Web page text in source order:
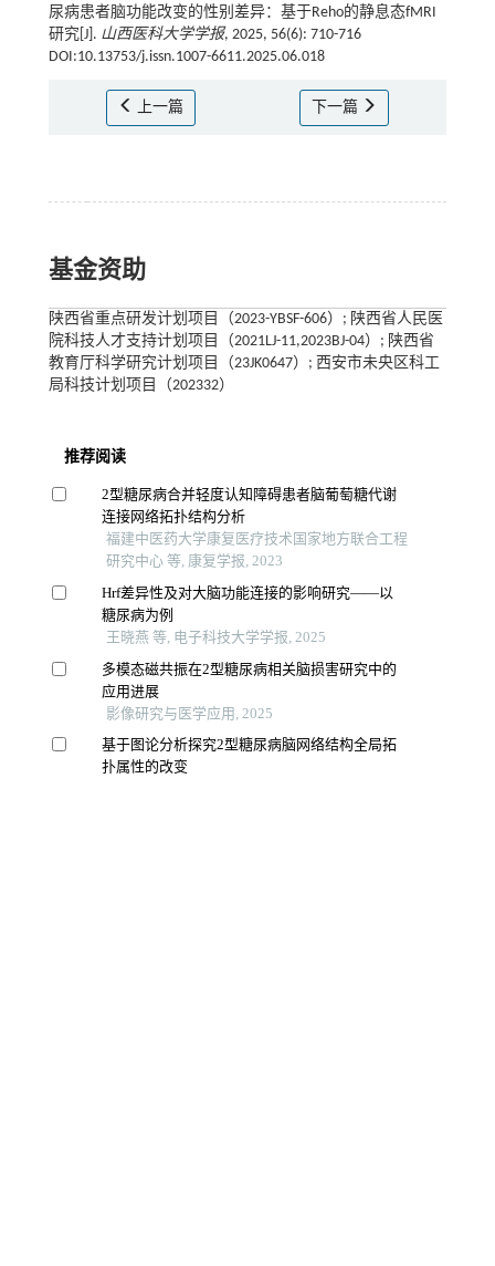
尿病患者脑功能改变的性别差异：基于Reho的静息态fMRI
研究[J]. 山西医科大学学报, 2025, 56(6): 710-716
DOI:10.13753/j.issn.1007-6611.2025.06.018
上一篇 下一篇
基金资助
陕西省重点研发计划项目（2023-YBSF-606）; 陕西省人民医
院科技人才支持计划项目（2021LJ-11,2023BJ-04）; 陕西省
教育厅科学研究计划项目（23JK0647）; 西安市未央区科工
局科技计划项目（202332）